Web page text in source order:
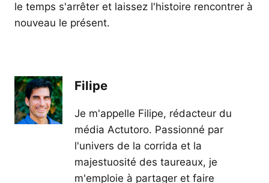
le temps s'arrêter et laissez l'histoire rencontrer à
nouveau le présent.
Filipe
Je m'appelle Filipe, rédacteur du
média Actutoro. Passionné par
l'univers de la corrida et la
majestuosité des taureaux, je
m'emploie à partager et faire